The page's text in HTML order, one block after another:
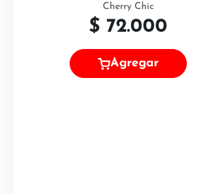
Cherry Chic
$ 72.000
Agregar